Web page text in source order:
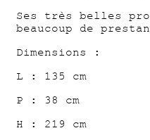
Ses très belles
beaucoup de
Dimensions :
L : 135 cm
P : 38 cm
H : 219 cm